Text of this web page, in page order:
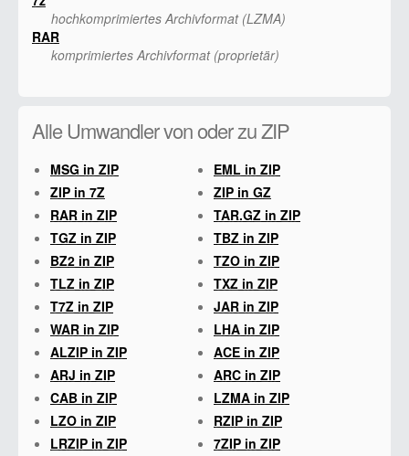
hochkomprimiertes Archivformat (LZMA)
RAR
komprimiertes Archivformat (proprietär)
Alle Umwandler von oder zu ZIP
MSG in ZIP
EML in ZIP
ZIP in 7Z
ZIP in GZ
RAR in ZIP
TAR.GZ in ZIP
TGZ in ZIP
TBZ in ZIP
BZ2 in ZIP
TZO in ZIP
TLZ in ZIP
TXZ in ZIP
T7Z in ZIP
JAR in ZIP
WAR in ZIP
LHA in ZIP
ALZIP in ZIP
ACE in ZIP
ARJ in ZIP
ARC in ZIP
CAB in ZIP
LZMA in ZIP
LZO in ZIP
RZIP in ZIP
LRZIP in ZIP
7ZIP in ZIP